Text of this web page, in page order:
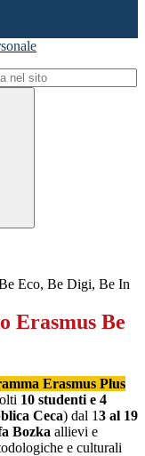
Eco, Be Digi, Be In
Erasmus Be
Erasmus Plus
10 studenti e 4
Ceca) dal 13 al 19
Bozka allievi e
e culturali